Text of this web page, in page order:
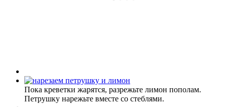
Пока креветки жарятся, разрежьте лимон пополам.
Петрушку нарежьте вместе со стеблями.